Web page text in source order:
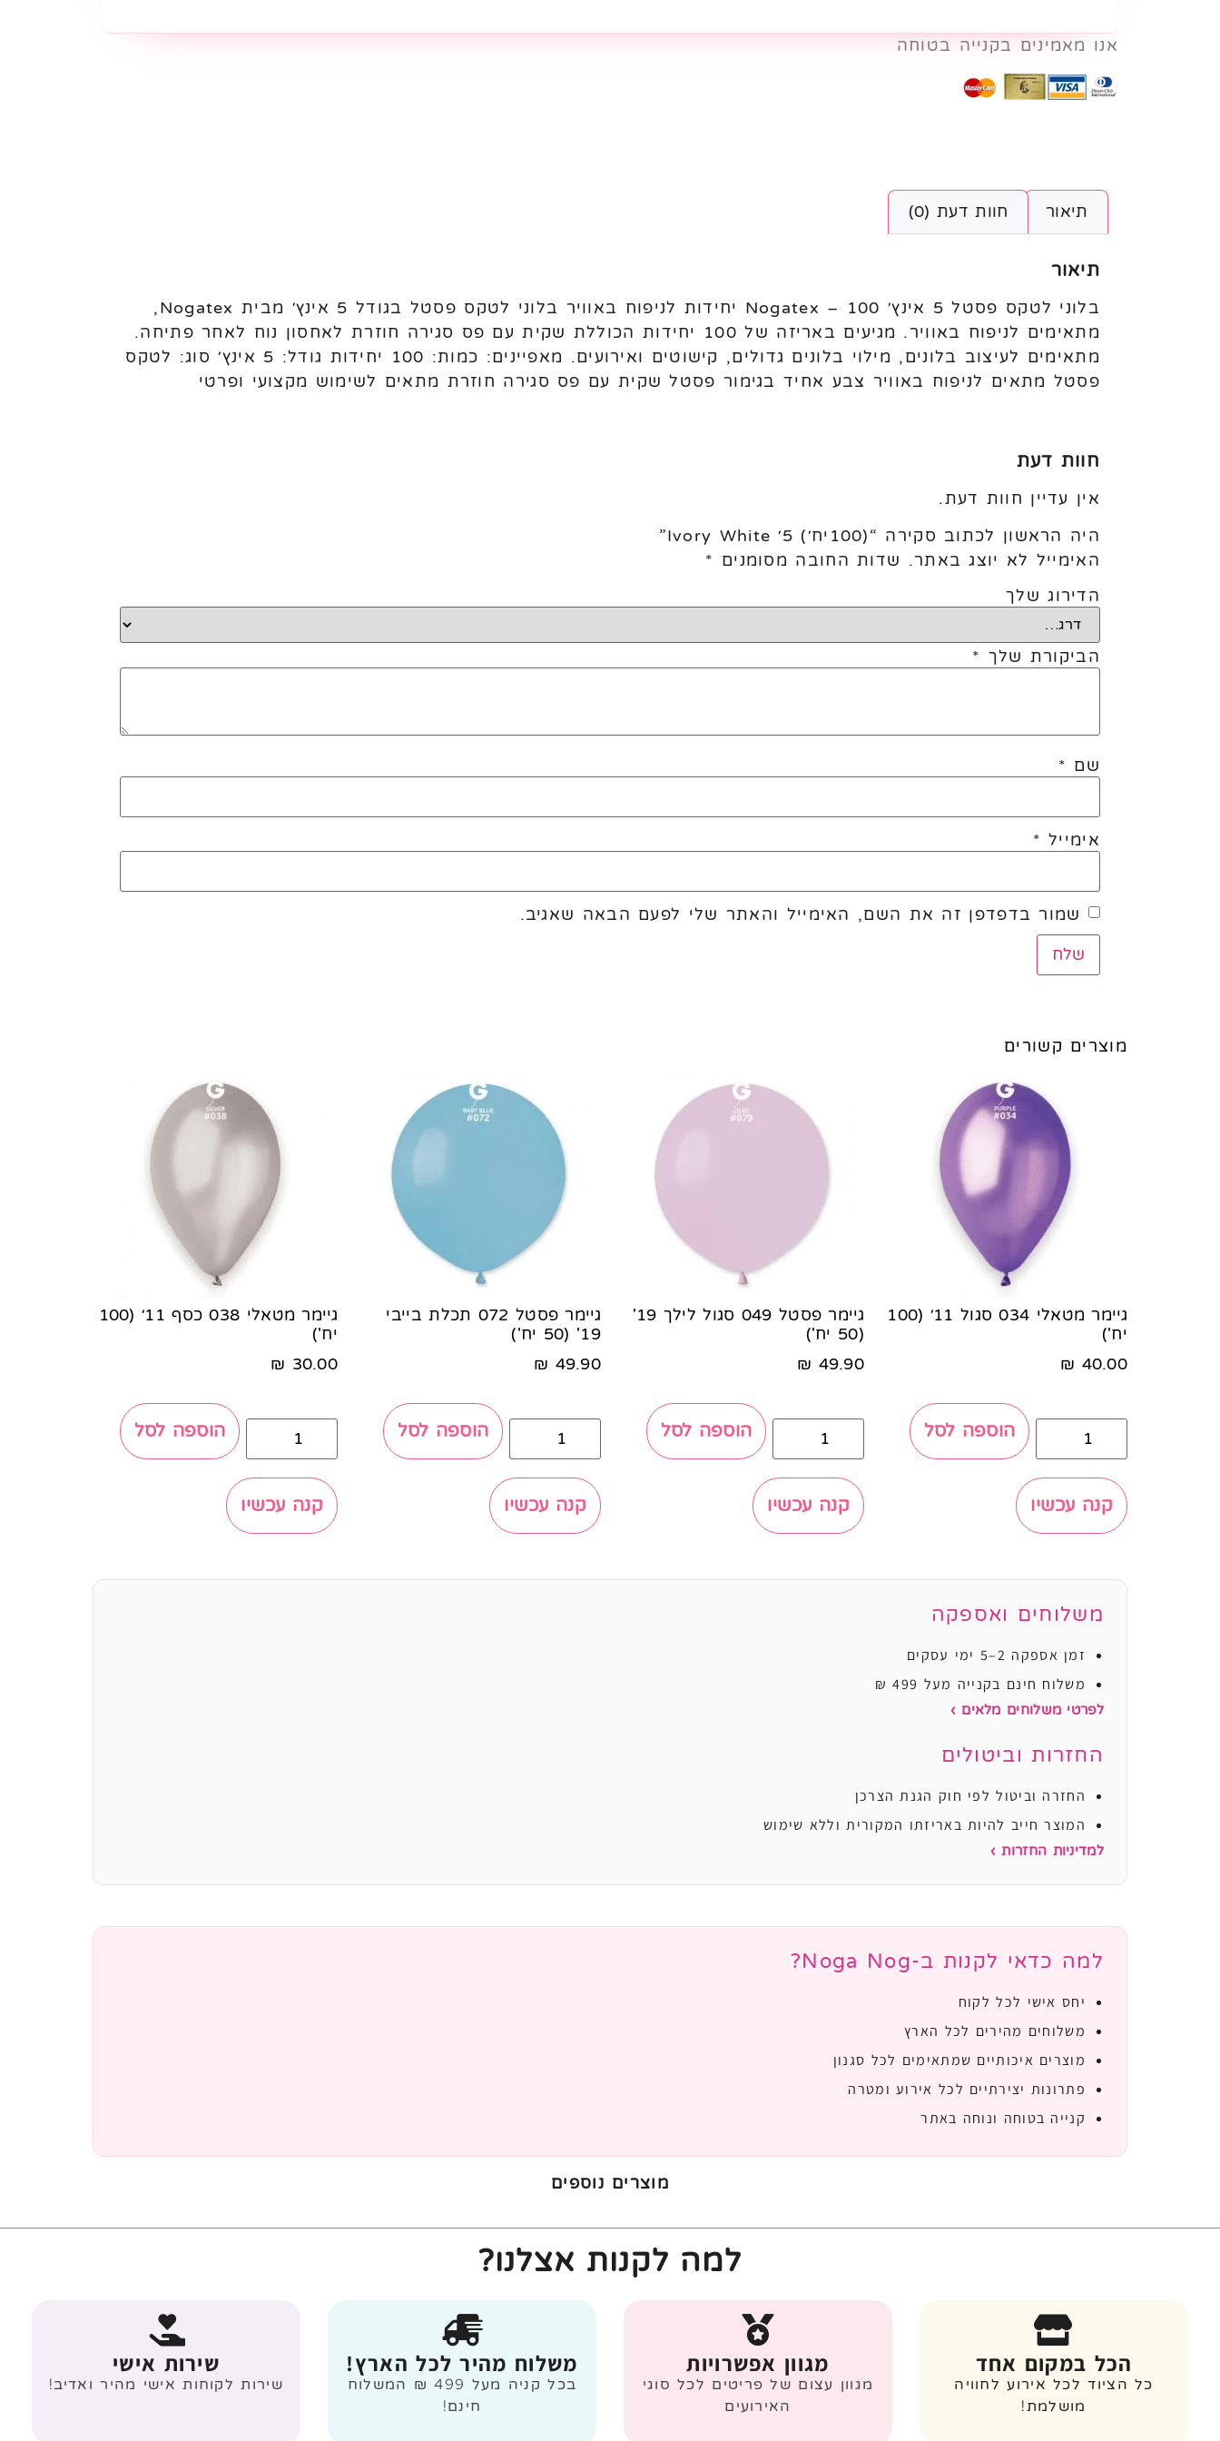
אנו מאמינים בקנייה בטוחה
תיאור חוות דעת (0)
תיאור
בלוני לטקס פסטל 5 אינץ׳ Nogatex – 100 יחידות לניפוח באוויר בלוני לטקס פסטל בגודל 5 אינץ׳ מבית Nogatex,
מתאימים לניפוח באוויר. מגיעים באריזה של 100 יחידות הכוללת שקית עם פס סגירה חוזרת לאחסון נוח לאחר פתיחה.
מתאימים לעיצוב בלונים, מילוי בלונים גדולים, קישוטים ואירועים. מאפיינים: כמות: 100 יחידות גודל: 5 אינץ׳ סוג: לטקס
פסטל מתאים לניפוח באוויר צבע אחיד בגימור פסטל שקית עם פס סגירה חוזרת מתאים לשימוש מקצועי ופרטי
חוות דעת
אין עדיין חוות דעת.
היה הראשון לכתוב סקירה “(100יח׳) 5׳ Ivory White”
האימייל לא יוצג באתר. שדות החובה מסומנים *
הדירוג שלך
הביקורת שלך *
שם *
אימייל *
שמור בדפדפן זה את השם, האימייל והאתר שלי לפעם הבאה שאגיב.
מוצרים קשורים
גיימר מטאלי 034 סגול 11׳ (100
יח')
40.00
₪
הוספה לסל
קנה עכשיו
גיימר פסטל 049 סגול לילך 19'
(50 יח')
49.90
₪
הוספה לסל
קנה עכשיו
גיימר פסטל 072 תכלת בייבי
19' (50 יח')
49.90
₪
הוספה לסל
קנה עכשיו
גיימר מטאלי 038 כסף 11׳ (100
יח')
30.00
₪
הוספה לסל
קנה עכשיו
משלוחים ואספקה
זמן אספקה 2–5 ימי עסקים
משלוח חינם בקנייה מעל 499 ₪
לפרטי משלוחים מלאים ›
החזרות וביטולים
החזרה וביטול לפי חוק הגנת הצרכן
המוצר חייב להיות באריזתו המקורית וללא שימוש
למדיניות החזרות ›
למה כדאי לקנות ב-Noga Nog?
יחס אישי לכל לקוח
משלוחים מהירים לכל הארץ
מוצרים איכותיים שמתאימים לכל סגנון
פתרונות יצירתיים לכל אירוע ומטרה
קנייה בטוחה ונוחה באתר
מוצרים נוספים
למה לקנות אצלנו?
הכל במקום אחד
כל הציוד לכל אירוע לחוויה
מושלמת!
מגוון אפשרויות
מגוון עצום של פריטים לכל סוגי
האירועים
משלוח מהיר לכל הארץ!
בכל קניה מעל 499 ₪ המשלוח
חינם!
שירות אישי
שירות לקוחות אישי מהיר ואדיב!